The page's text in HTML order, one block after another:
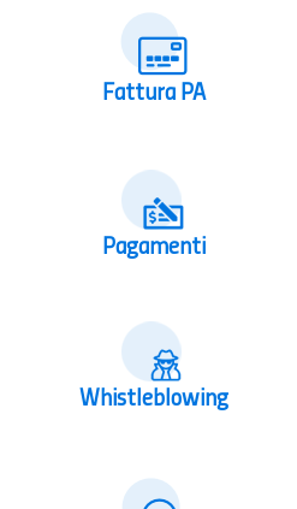
Fattura PA
Pagamenti
Whistleblowing